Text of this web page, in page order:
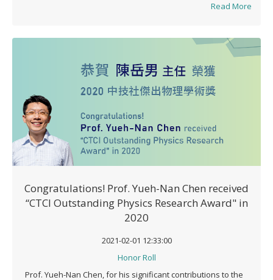
Read More
Congratulations! Prof. Yueh-Nan Chen received
“CTCI Outstanding Physics Research Award" in
2020
2021-02-01 12:33:00
Honor Roll
Prof. Yueh-Nan Chen, for his significant contributions to the